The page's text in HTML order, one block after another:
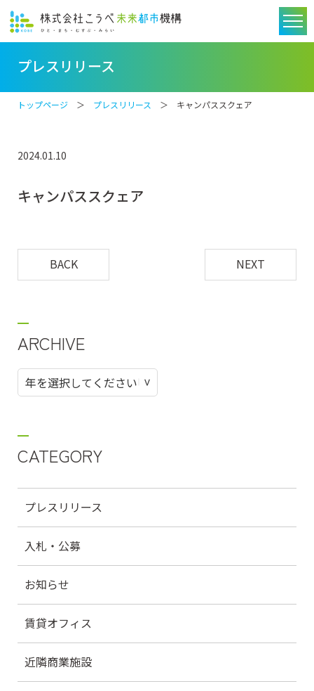
プレスリリース
トップページ ＞ プレスリリース ＞ キャンパススクェア
2024.01.10
キャンパススクェア
BACK NEXT
ARCHIVE
CATEGORY
プレスリリース
入札・公募
お知らせ
賃貸オフィス
近隣商業施設